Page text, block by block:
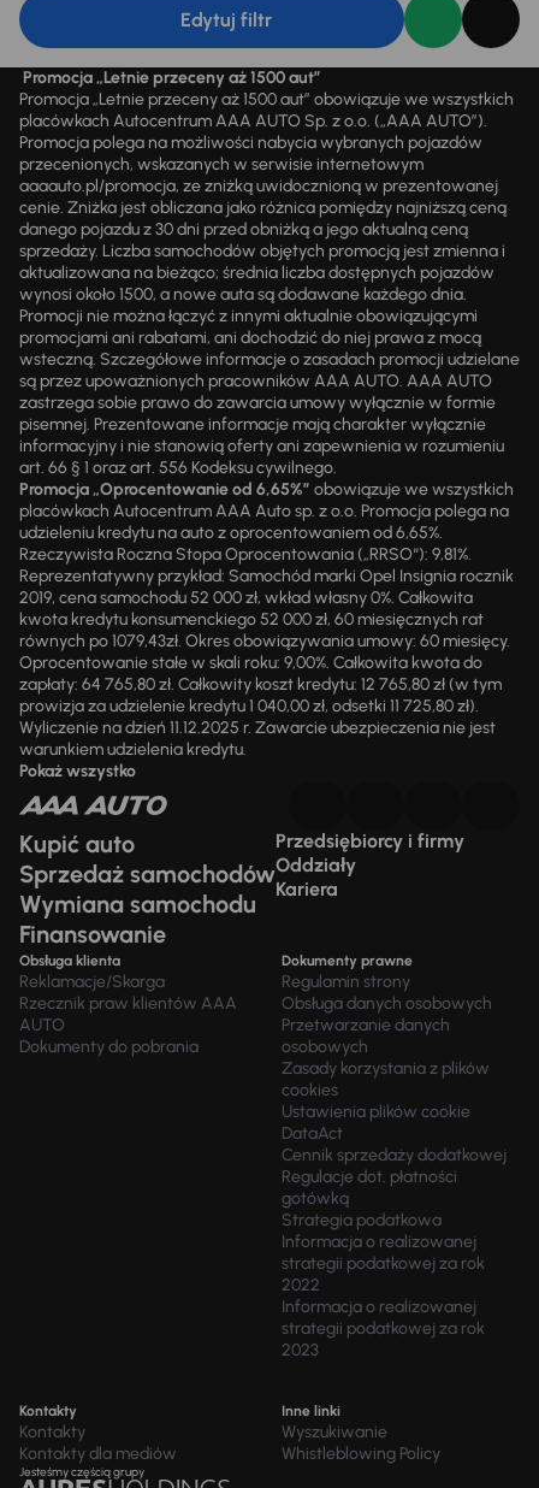
Edytuj filtr
Promocja „Letnie przeceny aż 1500 aut”
Promocja „Letnie przeceny aż 1500 aut” obowiązuje we wszystkich
placówkach Autocentrum AAA AUTO Sp. z o.o. („AAA AUTO”).
Promocja polega na możliwości nabycia wybranych pojazdów
przecenionych, wskazanych w serwisie internetowym
aaaauto.pl/promocja, ze zniżką uwidocznioną w prezentowanej
cenie. Zniżka jest obliczana jako różnica pomiędzy najniższą ceną
danego pojazdu z 30 dni przed obniżką a jego aktualną ceną
sprzedaży. Liczba samochodów objętych promocją jest zmienna i
aktualizowana na bieżąco; średnia liczba dostępnych pojazdów
wynosi około 1500, a nowe auta są dodawane każdego dnia.
Promocji nie można łączyć z innymi aktualnie obowiązującymi
promocjami ani rabatami, ani dochodzić do niej prawa z mocą
wsteczną. Szczegółowe informacje o zasadach promocji udzielane
są przez upoważnionych pracowników AAA AUTO. AAA AUTO
zastrzega sobie prawo do zawarcia umowy wyłącznie w formie
pisemnej. Prezentowane informacje mają charakter wyłącznie
informacyjny i nie stanowią oferty ani zapewnienia w rozumieniu
art. 66 § 1 oraz art. 556 Kodeksu cywilnego.
Promocja „Oprocentowanie od 6,65%” obowiązuje we wszystkich
placówkach Autocentrum AAA Auto sp. z o.o. Promocja polega na
udzieleniu kredytu na auto z oprocentowaniem od 6,65%.
Rzeczywista Roczna Stopa Oprocentowania („RRSO“): 9,81%.
Reprezentatywny przykład: Samochód marki Opel Insignia rocznik
2019, cena samochodu 52 000 zł, wkład własny 0%. Całkowita
kwota kredytu konsumenckiego 52 000 zł, 60 miesięcznych rat
równych po 1079,43zł. Okres obowiązywania umowy: 60 miesięcy.
Oprocentowanie stałe w skali roku: 9,00%. Całkowita kwota do
zapłaty: 64 765,80 zł. Całkowity koszt kredytu: 12 765,80 zł (w tym
prowizja za udzielenie kredytu 1 040,00 zł, odsetki 11 725,80 zł).
Wyliczenie na dzień 11.12.2025 r. Zawarcie ubezpieczenia nie jest
warunkiem udzielenia kredytu.
Pokaż wszystko
Kupić auto
Sprzedaż samochodów
Wymiana samochodu
Finansowanie
Przedsiębiorcy i firmy
Oddziały
Kariera
Obsługa klienta
Reklamacje/Skarga
Rzecznik praw klientów AAA
AUTO
Dokumenty do pobrania
Dokumenty prawne
Regulamin strony
Obsługa danych osobowych
Przetwarzanie danych
osobowych
Zasady korzystania z plików
cookies
Ustawienia plików cookie
DataAct
Cennik sprzedaży dodatkowej
Regulacje dot. płatności
gotówką
Strategia podatkowa
Informacja o realizowanej
strategii podatkowej za rok
2022
Informacja o realizowanej
strategii podatkowej za rok
2023
Kontakty
Kontakty
Kontakty dla mediów
Inne linki
Wyszukiwanie
Whistleblowing Policy
Jesteśmy częścią grupy